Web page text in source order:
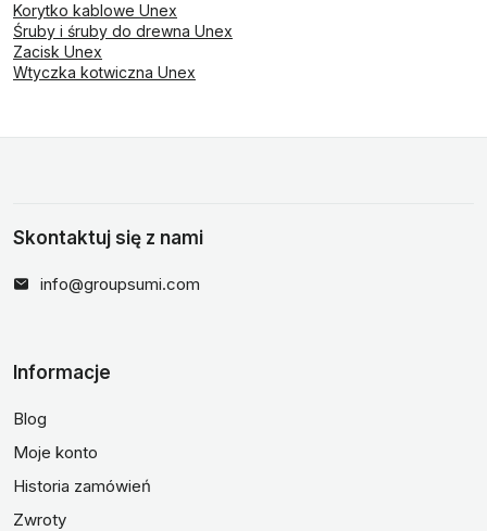
Korytko kablowe Unex
Śruby i śruby do drewna Unex
Zacisk Unex
Wtyczka kotwiczna Unex
Skontaktuj się z nami
info@groupsumi.com
Informacje
Blog
Moje konto
Historia zamówień
Zwroty